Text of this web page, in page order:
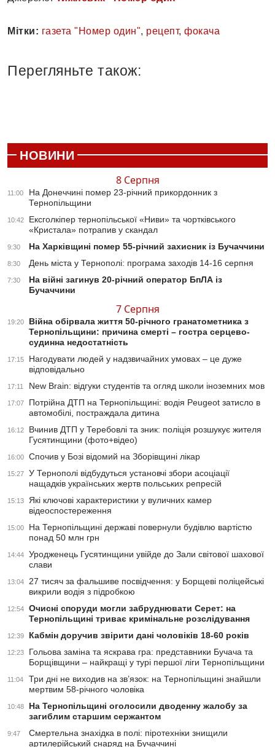
Мітки: газета "Номер один", рецепт, фокача
Перегляньте також:
НОВИНИ
8 Серпня
11:00
На Донеччині помер 23-річний прикордонник з
Тернопільщини
10:42
Ексголкіпер тернопільської «Ниви» та чортківського
«Кристала» потрапив у скандал
9:30 На Харківщині помер 55-річний захисник із Бучаччини
8:30 День міста у Тернополі: програма заходів 14-16 серпня
7:30
На війні загинув 20-річний оператор БпЛА із
Бучаччини
7 Серпня
19:20
Війна обірвала життя 50-річного гранатометника з
Тернопільщини: причина смерті – гостра серцево-
судинна недостатність
17:15
Нагодувати людей у надзвичайних умовах – це дуже
відповідально
17:11 New Brain: відгуки студентів та огляд школи іноземних мов
17:07
Потрійна ДТП на Тернопільщині: водія Peugeot затисло в
автомобілі, постраждала дитина
16:12
Вчинив ДТП у Теребовлі та зник: поліція розшукує жителя
Гусятинщини (фото+відео)
16:00 Спочив у Бозі відомий на Зборівщині лікар
15:27
У Тернополі відбудуться установчі збори асоціації
нащадків українських жертв польських репресій
15:13
Які ключові характеристики у вуличних камер
відеоспостереження
15:00
На Тернопільщині державі повернули будівлю вартістю
понад 50 млн грн
14:44
Уродженець Гусятинщини увійде до Зали світової шахової
слави
13:04
27 тисяч за фальшиве посвідчення: у Борщеві поліцейські
викрили водія з підробкою
12:54
Очисні споруди могли забруднювати Серет: на
Тернопільщині триває кримінальне розслідування
12:39 Кабмін доручив звірити дані чоловіків 18-60 років
12:23
Гольова заміна та яскрава гра: представники Бучача та
Борщівщини – найкращі у турі першої ліги Тернопільщини
11:04
Три дні не виходив на зв’язок: на Тернопільщині знайшли
мертвим 58-річного чоловіка
10:48
На Тернопільщині оголосили дводенну жалобу за
загиблим старшим сержантом
9:47
Смертельна знахідка в полі: піротехніки знищили
артилерійський снаряд на Бучаччині